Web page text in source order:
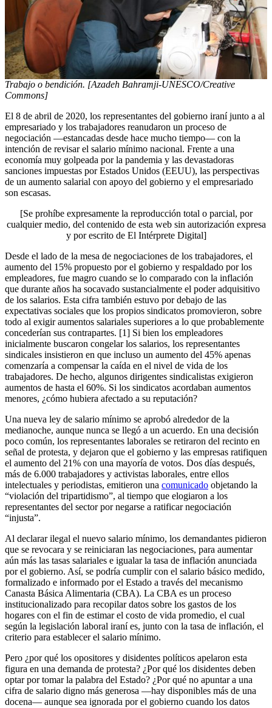
Trabajo o bendición. [Azadeh Bahramji-UNESCO/Creative
Commons]
El 8 de abril de 2020, los representantes del gobierno iraní junto a al
empresariado y los trabajadores reanudaron un proceso de
negociación —estancadas desde hace mucho tiempo— con la
intención de revisar el salario mínimo nacional. Frente a una
economía muy golpeada por la pandemia y las devastadoras
sanciones impuestas por Estados Unidos (EEUU), las perspectivas
de un aumento salarial con apoyo del gobierno y el empresariado
son escasas.
[Se prohíbe expresamente la reproducción total o parcial, por
cualquier medio, del contenido de esta web sin autorización expresa
y por escrito de El Intérprete Digital]
Desde el lado de la mesa de negociaciones de los trabajadores, el
aumento del 15% propuesto por el gobierno y respaldado por los
empleadores, fue magro cuando se lo comparado con la inflación
que durante años ha socavado sustancialmente el poder adquisitivo
de los salarios. Esta cifra también estuvo por debajo de las
expectativas sociales que los propios sindicatos promovieron, sobre
todo al exigir aumentos salariales superiores a lo que probablemente
concederían sus contrapartes. [1] Si bien los empleadores
inicialmente buscaron congelar los salarios, los representantes
sindicales insistieron en que incluso un aumento del 45% apenas
comenzaría a compensar la caída en el nivel de vida de los
trabajadores. De hecho, algunos dirigentes sindicalistas exigieron
aumentos de hasta el 60%. Si los sindicatos acordaban aumentos
menores, ¿cómo hubiera afectado a su reputación?
Una nueva ley de salario mínimo se aprobó alrededor de la
medianoche, aunque nunca se llegó a un acuerdo. En una decisión
poco común, los representantes laborales se retiraron del recinto en
señal de protesta, y dejaron que el gobierno y las empresas ratifiquen
el aumento del 21% con una mayoría de votos. Dos días después,
más de 6.000 trabajadores y activistas laborales, entre ellos
intelectuales y periodistas, emitieron una comunicado objetando la
“violación del tripartidismo”, al tiempo que elogiaron a los
representantes del sector por negarse a ratificar negociación
“injusta”.
Al declarar ilegal el nuevo salario mínimo, los demandantes pidieron
que se revocara y se reiniciaran las negociaciones, para aumentar
aún más las tasas salariales e igualar la tasa de inflación anunciada
por el gobierno. Así, se podría cumplir con el salario básico medido,
formalizado e informado por el Estado a través del mecanismo
Canasta Básica Alimentaria (CBA). La CBA es un proceso
institucionalizado para recopilar datos sobre los gastos de los
hogares con el fin de estimar el costo de vida promedio, el cual
según la legislación laboral iraní es, junto con la tasa de inflación, el
criterio para establecer el salario mínimo.
Pero ¿por qué los opositores y disidentes políticos apelaron esta
figura en una demanda de protesta? ¿Por qué los disidentes deben
optar por tomar la palabra del Estado? ¿Por qué no apuntar a una
cifra de salario digno más generosa —hay disponibles más de una
docena— aunque sea ignorada por el gobierno cuando los datos